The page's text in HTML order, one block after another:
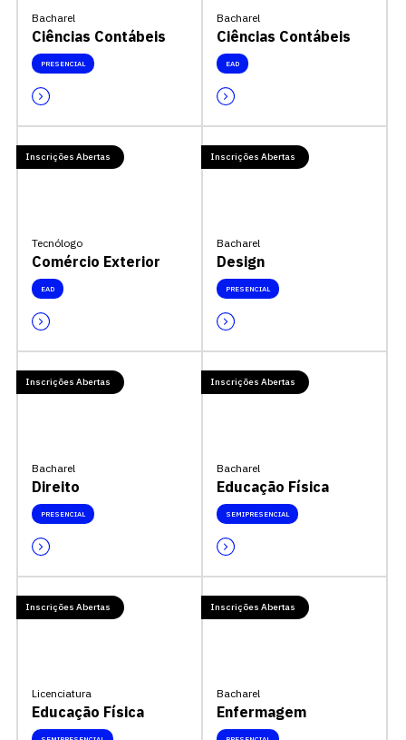
Bacharel
Ciências Contábeis
PRESENCIAL
Bacharel
Ciências Contábeis
EAD
Inscrições Abertas
Tecnólogo
Comércio Exterior
EAD
Inscrições Abertas
Bacharel
Design
PRESENCIAL
Inscrições Abertas
Bacharel
Direito
PRESENCIAL
Inscrições Abertas
Bacharel
Educação Física
SEMIPRESENCIAL
Inscrições Abertas
Licenciatura
Educação Física
Inscrições Abertas
Bacharel
Enfermagem